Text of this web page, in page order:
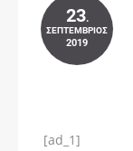
23.
ΣΕΠΤΈΜΒΡΙΟΣ
2019
[ad_1]